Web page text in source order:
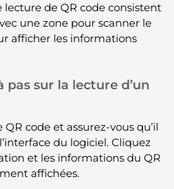
de QR code consistent
une zone pour scanner le
afficher les informations
pas sur la lecture d’un
code et assurez-vous qu’il
du logiciel. Cliquez
et les informations du QR
affichées.